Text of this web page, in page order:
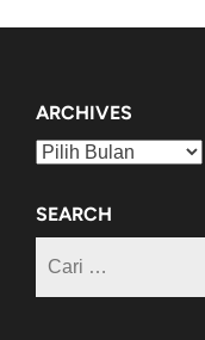
ARCHIVES
Archives
SEARCH